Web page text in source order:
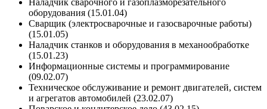
Наладчик сварочного и газоплазморезательного
оборудования (15.01.04)
Сварщик (электросварочные и газосварочные работы)
(15.01.05)
Наладчик станков и оборудования в механообработке
(15.01.23)
Информационные системы и программирование
(09.02.07)
Техническое обслуживание и ремонт двигателей, систем
и агрегатов автомобилей (23.02.07)